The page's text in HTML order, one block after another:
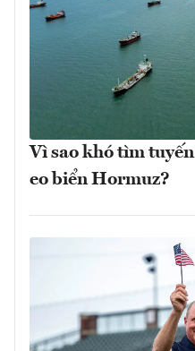
Vì sao khó tìm
eo biển Hormuz?